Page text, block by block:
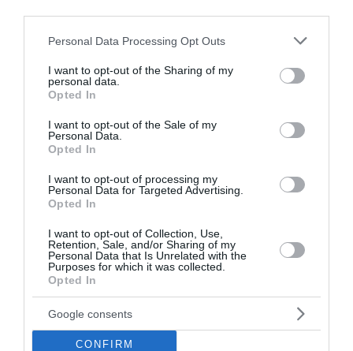
Please note that this website/app uses one or more Google
not limited to your visit or usage behaviour. You may click to
grant or deny consent to Google and its third-party tags to
use your data for below specified purposes in below Google
consent section.
Personal Data Processing Opt Outs
I want to opt-out of the Sharing of my
personal data.
Opted In
I want to opt-out of the Sale of my
Personal Data.
Opted In
I want to opt-out of processing my
Personal Data for Targeted Advertising.
Opted In
I want to opt-out of Collection, Use,
Retention, Sale, and/or Sharing of my
Personal Data that Is Unrelated with the
Purposes for which it was collected.
Opted In
Google consents
CONFIRM
Μείωση φορολογίας, εκπτώσεις στον ΕΝΦΙΑ
και κίνητρα για επενδύσεις στο φετινό καλάθι
της ΔΕΘ